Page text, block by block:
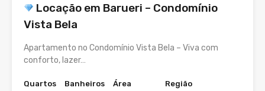
Locação em Barueri – Condomínio
Vista Bela
Apartamento no Condomínio Vista Bela – Viva com
conforto, lazer…
Quartos
Banheiros
Área
Região